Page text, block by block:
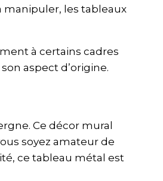
les tableaux
à certains cadres
aspect d’origine.
Ce décor mural
soyez amateur de
ce tableau métal est